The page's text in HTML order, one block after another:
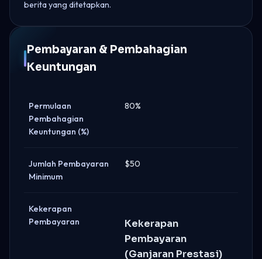
berita yang ditetapkan.
Pembayaran & Pembahagian
Keuntungan
Permulaan
Pembahagian
Keuntungan (%)
80%
Jumlah Pembayaran
Minimum
$50
Kekerapan
Pembayaran
Kekerapan
Pembayaran
(Ganjaran Prestasi)